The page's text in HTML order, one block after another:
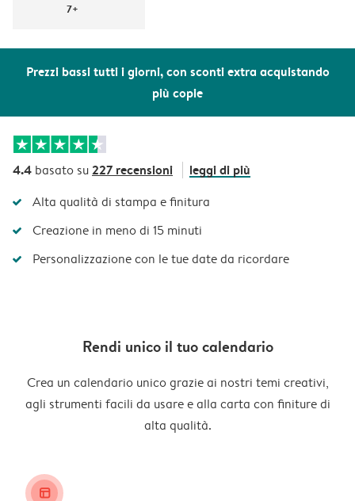
Prezzi bassi tutti i giorni, con sconti extra acquistando
più copie
7+
4.4 basato su227 recensioni leggi di più
Alta qualità di stampa e finitura
Creazione in meno di 15 minuti
Personalizzazione con le tue date da ricordare
Rendi unico il tuo calendario
Crea un calendario unico grazie ai nostri temi creativi,
agli strumenti facili da usare e alla carta con finiture di
alta qualità.
layout_alt